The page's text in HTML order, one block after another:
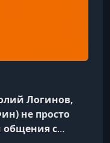
Логинов,
не просто
с